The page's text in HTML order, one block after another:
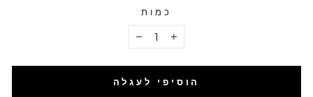
כמות
− +
הוסיפי לעגלה